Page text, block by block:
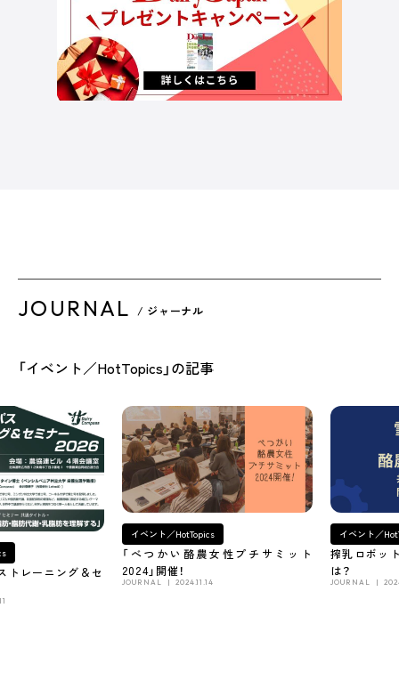
JOURNAL / ジャーナル
「イベント／HotTopics」の記事
トレーニング＆セ
イベント／HotTopics
「べつかい酪農女性プチサミット
2024」開催！
JOURNAL 2024.11.14
イベント／
搾乳ロボッ
は？
JOURNAL